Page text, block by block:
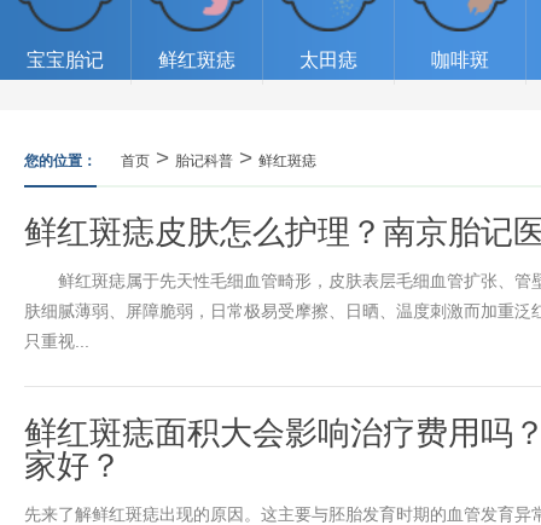
宝宝胎记 鲜红斑痣 太田痣 咖啡斑
您的位置： 首页 > 胎记科普 > 鲜红斑痣
鲜红斑痣皮肤怎么护理？南京胎记
鲜红斑痣属于先天性毛细血管畸形，皮肤表层毛细血管扩张、管
肤细腻薄弱、屏障脆弱，日常极易受摩擦、日晒、温度刺激而加重
只重视...
鲜红斑痣面积大会影响治疗费用吗
家好？
先来了解鲜红斑痣出现的原因。这主要与胚胎发育时期的血管发育异